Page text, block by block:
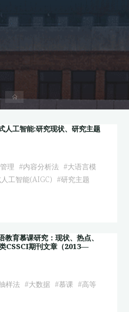
人工智能:研究现状、研究主题
理 #内容分析法 #大语言模
工智能(AIGC) #研究主题
育慕课研究：现状、热点、
CSSCI期刊文章（2013—
样法 #大数据 #慕课 #高等